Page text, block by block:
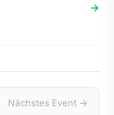
→
Nächstes Event →